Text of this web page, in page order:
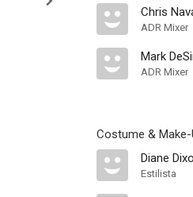
Chris
ADR Mixer
Mark
ADR Mixer
Costume & Make-
Diane
Estilista